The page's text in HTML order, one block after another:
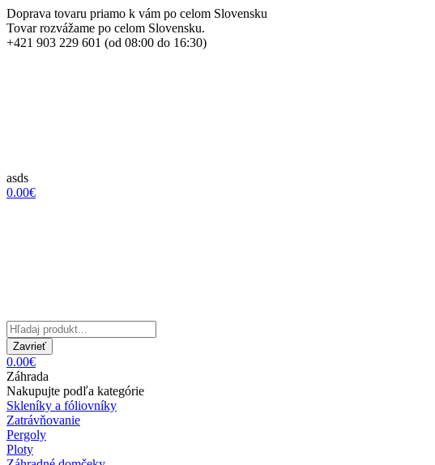
Doprava tovaru priamo k vám po celom Slovensku
Tovar rozvážame po celom Slovensku.
+421 903 229 601 (od 08:00 do 16:30)
asds
0.00€
Zavrieť
0.00€
Záhrada
Nakupujte podľa kategórie
Skleníky a fóliovníky
Zatrávňovanie
Pergoly
Ploty